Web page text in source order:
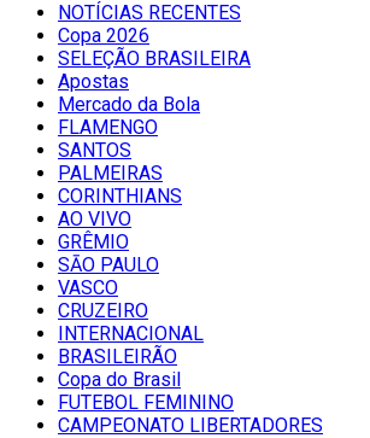
NOTÍCIAS RECENTES
Copa 2026
SELEÇÃO BRASILEIRA
Apostas
Mercado da Bola
FLAMENGO
SANTOS
PALMEIRAS
CORINTHIANS
AO VIVO
GRÊMIO
SĀO PAULO
VASCO
CRUZEIRO
INTERNACIONAL
BRASILEIRÃO
Copa do Brasil
FUTEBOL FEMININO
CAMPEONATO LIBERTADORES